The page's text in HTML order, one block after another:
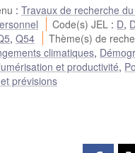
: Travaux de recherche
Code(s) JEL : D,
, Q54 Thème(s) de
climatiques,
et productivité,
prévisions